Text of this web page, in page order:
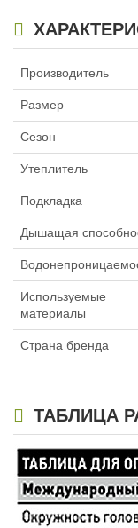
Производитель
Размер
Сезон
Утеплитель
Подкладка
Дышащая
Используемые
материалы
Страна бренда
ТАБЛИЦА